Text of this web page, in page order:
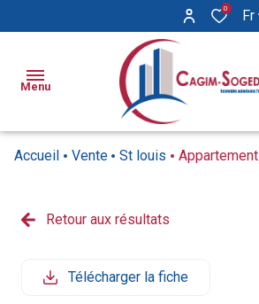
0 Fr
Menu
Appartements
Locations
Appartements
Vendus
Accueil Vente St louis Appartement
Retour aux résultats
Télécharger la fiche